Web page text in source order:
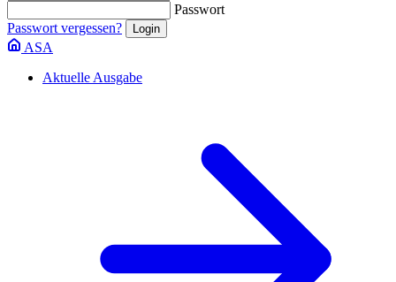
Passwort
Passwort vergessen?
ASA
Aktuelle Ausgabe